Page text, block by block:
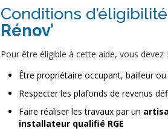
Conditions
Rénov’
Pour être éligible à cette aide, vous devez :
Être propriétaire occupant, bailleur
Respecter les plafonds de revenus
Faire réaliser les travaux par un
installateur qualifié RGE